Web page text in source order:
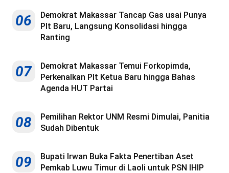
06
Demokrat Makassar Tancap Gas usai Punya
Plt Baru, Langsung Konsolidasi hingga
Ranting
07
Demokrat Makassar Temui Forkopimda,
Perkenalkan Plt Ketua Baru hingga Bahas
Agenda HUT Partai
08
Pemilihan Rektor UNM Resmi Dimulai, Panitia
Sudah Dibentuk
09
Bupati Irwan Buka Fakta Penertiban Aset
Pemkab Luwu Timur di Laoli untuk PSN IHIP